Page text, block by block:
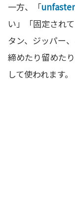
一方、「
い」「固定され
タン、ジッパー
締めたり留めた
して使われます。